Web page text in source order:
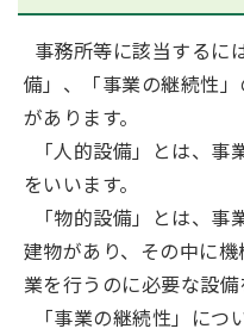
事務所等に該当するに
備」、「事業の継続性
があります。
「人的設備」とは、事
をいいます。
「物的設備」とは、事
建物があり、その中に
業を行うのに必要な設備
「事業の継続性」につ